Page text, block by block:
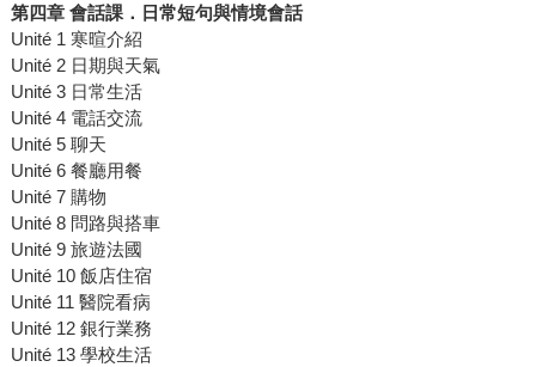
第四章 會話課．日常短句與情境會話
Unité 1 寒暄介紹
Unité 2 日期與天氣
Unité 3 日常生活
Unité 4 電話交流
Unité 5 聊天
Unité 6 餐廳用餐
Unité 7 購物
Unité 8 問路與搭車
Unité 9 旅遊法國
Unité 10 飯店住宿
Unité 11 醫院看病
Unité 12 銀行業務
Unité 13 學校生活